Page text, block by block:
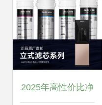
2025年高性价比净